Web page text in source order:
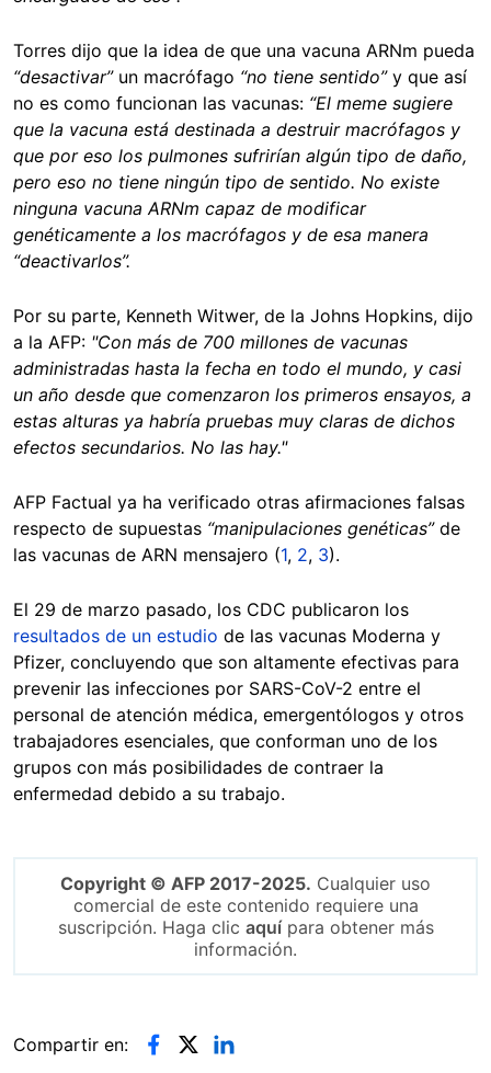
Torres dijo que la idea de que una vacuna ARNm pueda
“desactivar” un macrófago “no tiene sentido” y que así
no es como funcionan las vacunas: “El meme sugiere
que la vacuna está destinada a destruir macrófagos y
que por eso los pulmones sufrirían algún tipo de daño,
pero eso no tiene ningún tipo de sentido. No existe
ninguna vacuna ARNm capaz de modificar
genéticamente a los macrófagos y de esa manera
“deactivarlos”.
Por su parte, Kenneth Witwer, de la Johns Hopkins, dijo
a la AFP: "Con más de 700 millones de vacunas
administradas hasta la fecha en todo el mundo, y casi
un año desde que comenzaron los primeros ensayos, a
estas alturas ya habría pruebas muy claras de dichos
efectos secundarios. No las hay."
AFP Factual ya ha verificado otras afirmaciones falsas
respecto de supuestas “manipulaciones genéticas” de
las vacunas de ARN mensajero (1, 2, 3).
El 29 de marzo pasado, los CDC publicaron los
resultados de un estudio de las vacunas Moderna y
Pfizer, concluyendo que son altamente efectivas para
prevenir las infecciones por SARS-CoV-2 entre el
personal de atención médica, emergentólogos y otros
trabajadores esenciales, que conforman uno de los
grupos con más posibilidades de contraer la
enfermedad debido a su trabajo.
Copyright © AFP 2017-2025. Cualquier uso
comercial de este contenido requiere una
suscripción. Haga clic aquípara obtener más
información.
Compartir en: